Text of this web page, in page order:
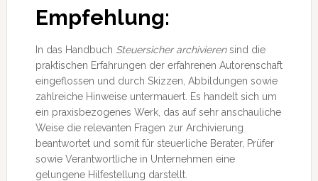
Empfehlung:
In das Handbuch Steuersicher archivierensind die
praktischen Erfahrungen der erfahrenen Autorenschaft
eingeflossen und durch Skizzen, Abbildungen sowie
zahlreiche Hinweise untermauert. Es handelt sich um
ein praxisbezogenes Werk, das auf sehr anschauliche
Weise die relevanten Fragen zur Archivierung
beantwortet und somit für steuerliche Berater, Prüfer
sowie Verantwortliche in Unternehmen eine
gelungene Hilfestellung darstellt.